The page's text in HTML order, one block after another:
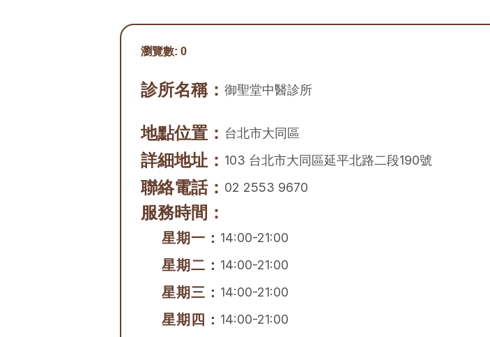
瀏覽數: 0
診所名稱： 御聖堂中醫診所
地點位置： 台北市大同區
詳細地址： 103 台北市大同區延平北路二段190號
聯絡電話： 02 2553 9670
服務時間：
星期一： 14:00-21:00
星期二： 14:00-21:00
星期三： 14:00-21:00
星期四： 14:00-21:00